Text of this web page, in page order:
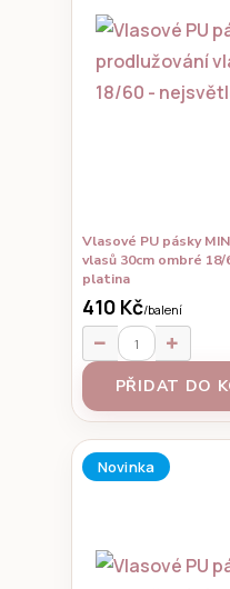
Vlasové PU pásky
vlasů 30cm ombré
platina
410 Kč/balení
PŘIDAT DO
Novinka